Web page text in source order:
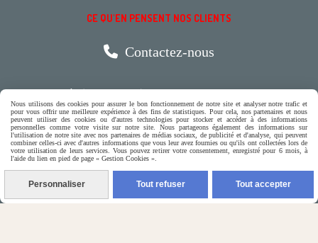
CE QU'EN PENSENT NOS CLIENTS
 Contactez-nous
N'hésitez pas à contacter Monique
par téléphone
0618321265
ou par message
Nous utilisons des cookies pour assurer le bon fonctionnement de notre site et analyser notre trafic et
pour vous offrir une meilleure expérience à des fins de statistiques. Pour cela, nos partenaires et nous
peuvent utiliser des cookies ou d'autres technologies pour stocker et accéder à des informations
personnelles comme votre visite sur notre site. Nous partageons également des informations sur
l'utilisation de notre site avec nos partenaires de médias sociaux, de publicité et d'analyse, qui peuvent
combiner celles-ci avec d'autres informations que vous leur avez fournies ou qu'ils ont collectées lors de
votre utilisation de leurs services. Vous pouvez retirer votre consentement, enregistré pour 6 mois, à
l'aide du lien en pied de page « Gestion Cookies ».
Personnaliser Tout refuser Tout accepter